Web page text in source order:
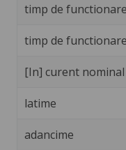
timp de functionare
timp de functionare
[In] curent nominal
latime
adancime